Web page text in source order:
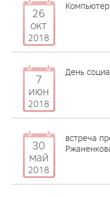
26
окт
2018
7
июн
2018
День
30
май
2018
встреча